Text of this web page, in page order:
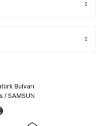
Bulvarı
/ SAMSUN